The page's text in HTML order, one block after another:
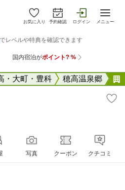
お気に入り 予約確認 ログイン メニュー
・大町・豊科 穂高温泉郷
写真 クーポン クチコミ